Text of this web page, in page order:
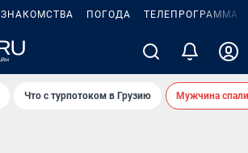
ЗНАКОМСТВА ПОГОДА ТЕЛЕПРОГРАММА
Что с турпотоком в Грузию Мужчина